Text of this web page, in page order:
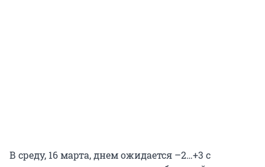
В среду, 16 марта, днем ожидается –2…+3 с